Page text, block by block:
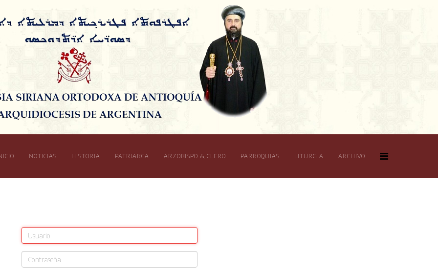
NOTICIAS HISTORIA PATRIARCA ARZOBISPO & CLERO PARROQUIAS LITURGIA ARCHIVO